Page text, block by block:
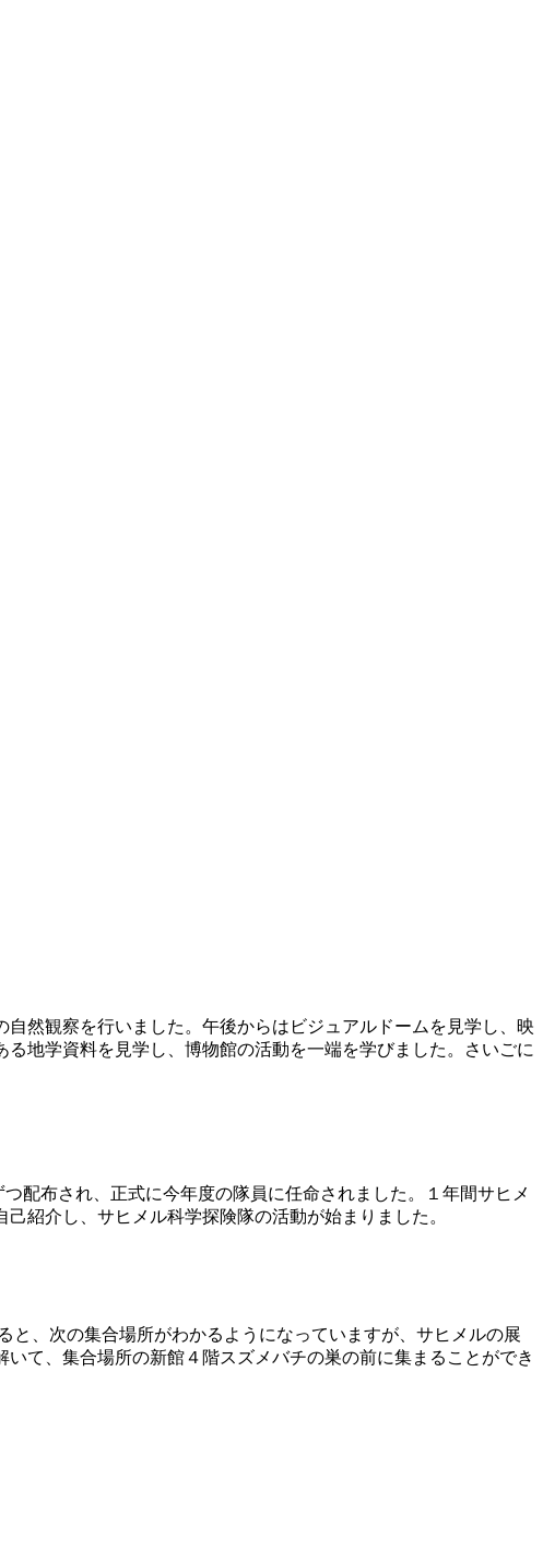
然観察を行いました。午後からはビジュアルドームを見学し、映
地学資料を見学し、博物館の活動を一端を学びました。さいごに
配布され、正式に今年度の隊員に任命されました。１年間サヒメ
紹介し、サヒメル科学探険隊の活動が始まりました。
、次の集合場所がわかるようになっていますが、サヒメルの展
て、集合場所の新館４階スズメバチの巣の前に集まることができ